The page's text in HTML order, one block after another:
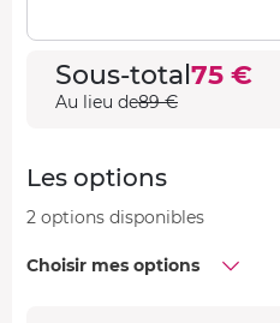
Sous-total75 €
Au lieu de89 €
Les options
2 options disponibles
Choisir mes options